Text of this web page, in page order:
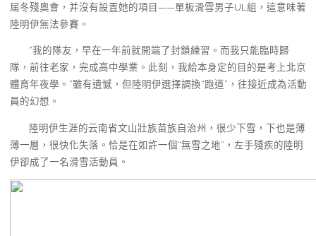
屆冬殘奧會，并沒有設置她的項目——單板滑雪男子UL組，這意味著
陸明伊無法參賽。
“我的隊友，早在一年前就開端了封鎖練習。而我只能臨時歸
隊，前往老家，完成高中學業。此刻，我給本身定的目的是考上北京
體育年夜學。”雖有遺憾，但陸明伊選擇調換“跑道”，往接近成為活動
員的幻想。
陸明伊生涯的云南省文山壯族苗族自治州，很少下雪，下也是薄
薄一層，很快化失落。恰是在如許一個“無雪之地”，左手殘疾的陸明
伊卻成了一名滑雪活動員。